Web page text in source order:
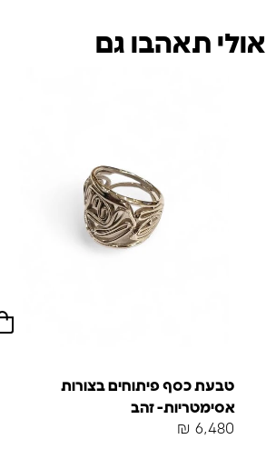
אולי תאהבו גם
טבעת כסף פיתוחים בצורות
אסימטריות- זהב
₪ 6,480